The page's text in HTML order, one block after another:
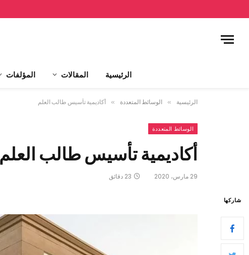
الرئيسية المقالات المؤلفات
الرئيسية » الوسائط المتعددة » أكاديمية تأسيس طالب العلم
الوسائط المتعددة
أكاديمية تأسيس طالب العلم
29 مارس، 2020 23 دقائق
شاركها